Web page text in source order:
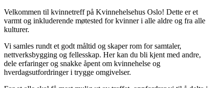
Velkommen til kvinnetreff på Kvinnehelsehus Oslo! Dette er et
varmt og inkluderende møtested for kvinner i alle aldre og fra alle
kulturer.
Vi samles rundt et godt måltid og skaper rom for samtaler,
nettverksbygging og fellesskap. Her kan du bli kjent med andre,
dele erfaringer og snakke åpent om kvinnehelse og
hverdagsutfordringer i trygge omgivelser.